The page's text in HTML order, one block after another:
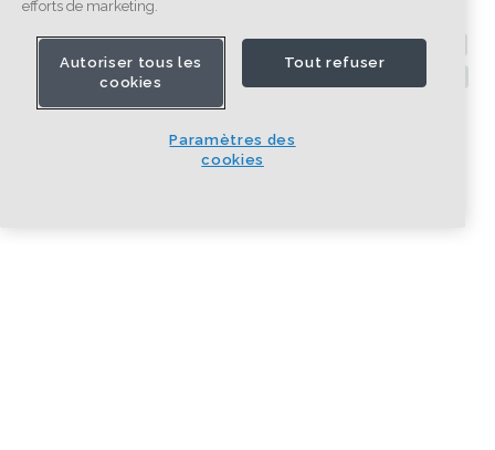
efforts de marketing.
Autoriser tous les
cookies
Tout refuser
Paramètres des
cookies